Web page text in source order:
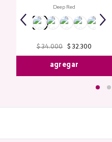
Deep Red
$ 34.000 $ 32.300
agregar